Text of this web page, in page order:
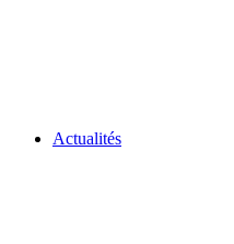
Actualités